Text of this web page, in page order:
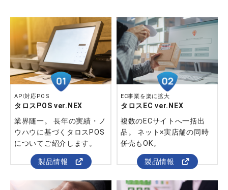
API対応POS
タロスPOS ver.NEX
業界随一。 長年の実績・ノ
ウハウに基づくタロスPOS
についてご紹介します。
製品情報
EC事業を楽に拡大
タロスEC ver.NEX
複数のECサイトへ一括出
品。 ネット×実店舗の同時
併売もOK。
製品情報